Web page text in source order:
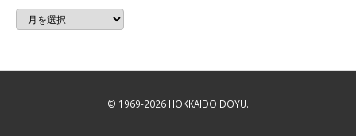
© 1969-2026 HOKKAIDO DOYU.